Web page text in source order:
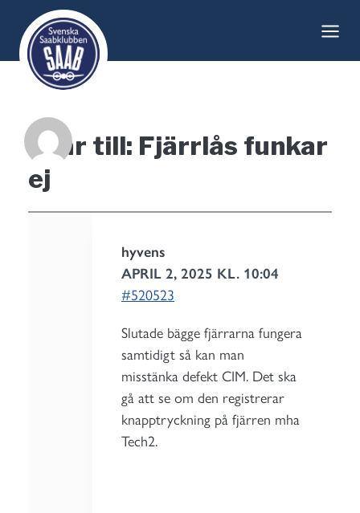
content
Svar till: Fjärrlås funkar
ej
hyvens
APRIL 2, 2025 KL. 10:04
#520523
Slutade bägge fjärrarna fungera
samtidigt så kan man
misstänka defekt CIM. Det ska
gå att se om den registrerar
knapptryckning på fjärren mha
Tech2.